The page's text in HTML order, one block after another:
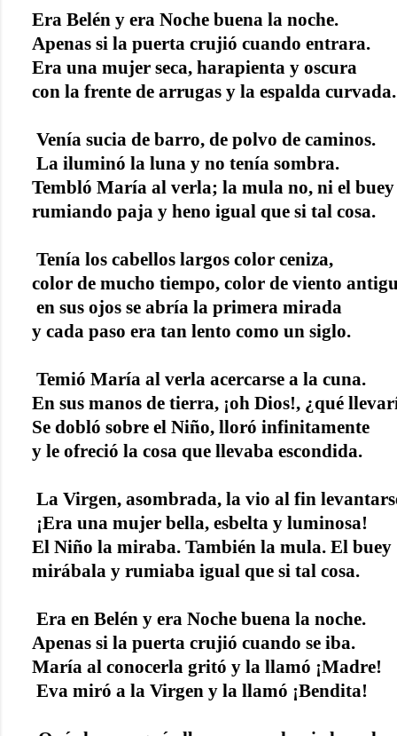
Era Belén y era Noche buena la noche.
Apenas si la puerta crujió cuando entrara.
Era una mujer seca, harapienta y oscura
con la frente de arrugas y la espalda curvada.
Venía sucia de barro, de polvo de caminos.
La iluminó la luna y no tenía sombra.
Tembló María al verla; la mula no, ni el buey
rumiando paja y heno igual que si tal cosa.
Tenía los cabellos largos color ceniza,
color de mucho tiempo, color de viento
en sus ojos se abría la primera mirada
y cada paso era tan lento como un siglo.
Temió María al verla acercarse a la cuna.
En sus manos de tierra, ¡oh Dios!, ¿qué
Se dobló sobre el Niño, lloró infinitamente
y le ofreció la cosa que llevaba escondida.
La Virgen, asombrada, la vio al fin
¡Era una mujer bella, esbelta y luminosa!
El Niño la miraba. También la mula. El buey
mirábala y rumiaba igual que si tal cosa.
Era en Belén y era Noche buena la noche.
Apenas si la puerta crujió cuando se iba.
María al conocerla gritó y la llamó ¡Madre!
Eva miró a la Virgen y la llamó ¡Bendita!